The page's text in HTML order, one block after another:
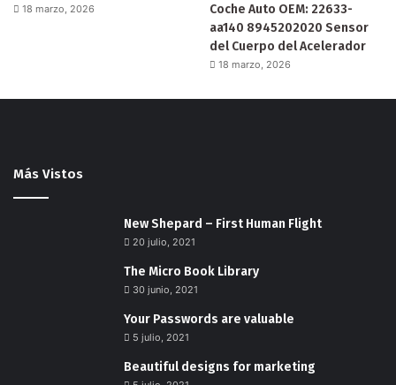
18 marzo, 2026
Coche Auto OEM: 22633-
aa140 8945202020 Sensor
del Cuerpo del Acelerador
18 marzo, 2026
Más Vistos
New Shepard – First Human Flight
20 julio, 2021
The Micro Book Library
30 junio, 2021
Your Passwords are valuable
5 julio, 2021
Beautiful designs for marketing